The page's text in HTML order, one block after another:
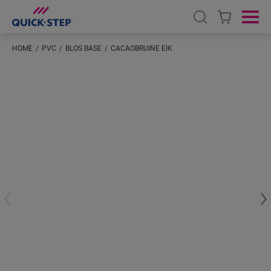
Open search
HOME PVC BLOS BASE CACAOBRUINE EIK